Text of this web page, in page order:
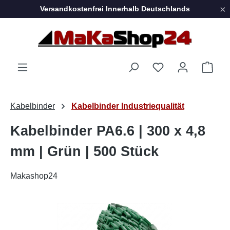
Zum Hauptinhalt springen
Versandkostenfrei Innerhalb Deutschlands ×
Kabelbinder Kabelbinder Industriequalität
Kabelbinder PA6.6 | 300 x 4,8
mm | Grün | 500 Stück
Makashop24
Bildergalerie überspringen